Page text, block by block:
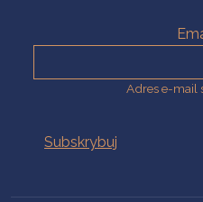
Adres e-mail